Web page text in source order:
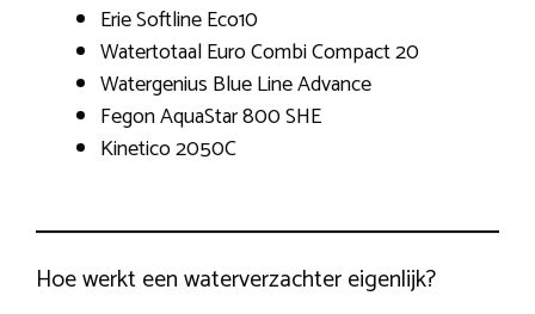
Erie Softline Eco10
Watertotaal Euro Combi Compact 20
Watergenius Blue Line Advance
Fegon AquaStar 800 SHE
Kinetico 2050C
Hoe werkt een waterverzachter eigenlijk?